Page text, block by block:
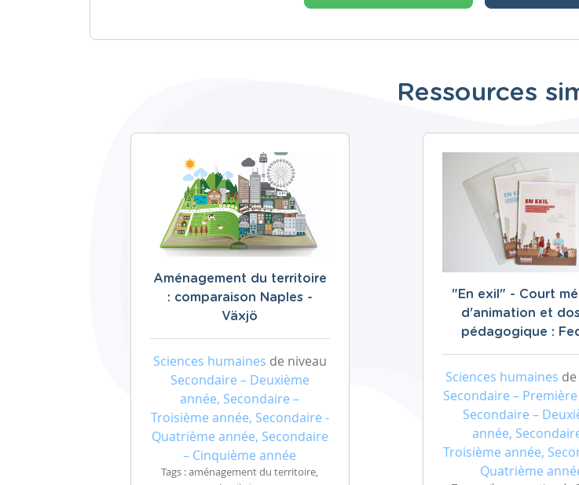
Ressources
Aménagement du territoire
: comparaison Naples -
Växjö
Sciences humaines de niveau
Secondaire – Deuxième
année, Secondaire –
Troisième année, Secondaire -
Quatrième année, Secondaire
– Cinquième année
Tags : aménagement du territoire,
"En exil" - Court
d'animation et
pédagogique :
Sciences humaines
Secondaire –
Secondaire –
année,
Troisième année,
Quatrième